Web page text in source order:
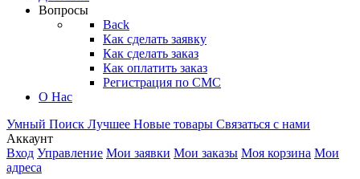
Вопросы
Back
Как сделать заявку
Как сделать заказ
Как оплатить заказ
Регистрация по СМС
О Нас
Умный Поиск Лучшее Новые товары Связаться с нами
Аккаунт
Вход Управление Мои заявки Мои заказы Моя корзина Мои
адреса